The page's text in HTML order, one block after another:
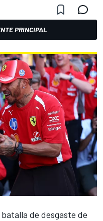
PRINCIPAL
de desgaste de